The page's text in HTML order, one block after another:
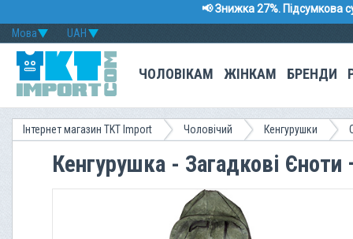
📢 Знижка 27%. Підсумкова
UAH
Мова
ЧОЛОВІКАМ ЖІНКАМ БРЕНДИ
Інтернет магазин TKT Import Чоловічий Кенгурушки
Кенгурушка - Загадкові